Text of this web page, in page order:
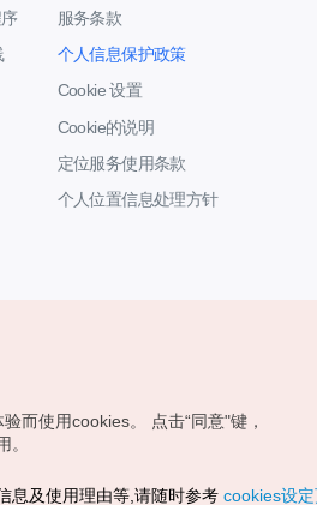
服务条款
个人信息保护政策
Cookie 设置
Cookie的说明
定位服务使用条款
个人位置信息处理方针
而使用cookies。
点击“同意"键，
。
息及使用理由等,请随时参考 cookies设